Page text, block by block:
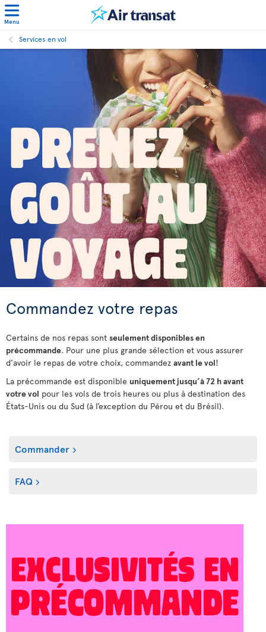
Menu
Services en vol
Commandez votre repas
Certains de nos repas sont seulement disponibles en
précommande. Pour une plus grande sélection et vous assurer
d’avoir le repas de votre choix, commandez avant le vol!
La précommande est disponible uniquement jusqu’à 72 h avant
votre vol pour les vols de trois heures ou plus à destination des
États-Unis ou du Sud (à l’exception du Pérou et du Brésil).
Commander
FAQ